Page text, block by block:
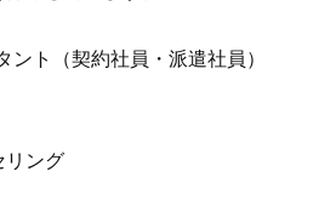
ト（契約社員・派遣社員）
リング